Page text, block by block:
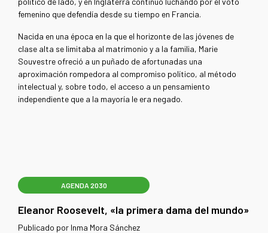
femenino que defendía desde su tiempo en Francia.
Nacida en una época en la que el horizonte de las jóvenes de
clase alta se limitaba al matrimonio y a la familia, Marie
Souvestre ofreció a un puñado de afortunadas una
aproximación rompedora al compromiso político, al método
intelectual y, sobre todo, el acceso a un pensamiento
independiente que a la mayoría le era negado.
AGENDA 2030
Eleanor Roosevelt, «la primera dama del mundo»
Publicado por Inma Mora Sánchez